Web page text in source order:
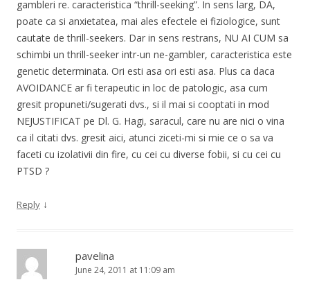
gambleri re. caracteristica “thrill-seeking”. In sens larg, DA,
poate ca si anxietatea, mai ales efectele ei fiziologice, sunt
cautate de thrill-seekers. Dar in sens restrans, NU AI CUM sa
schimbi un thrill-seeker intr-un ne-gambler, caracteristica este
genetic determinata. Ori esti asa ori esti asa. Plus ca daca
AVOIDANCE ar fi terapeutic in loc de patologic, asa cum
gresit propuneti/sugerati dvs., si il mai si cooptati in mod
NEJUSTIFICAT pe Dl. G. Hagi, saracul, care nu are nici o vina
ca il citati dvs. gresit aici, atunci ziceti-mi si mie ce o sa va
faceti cu izolativii din fire, cu cei cu diverse fobii, si cu cei cu
PTSD ?
Reply ↓
pavelina
June 24, 2011 at 11:09 am